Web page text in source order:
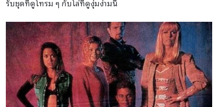
รับชุดที่ดูโทรม ๆ กับโล่ที่ดูงุ่มง่ามนี้